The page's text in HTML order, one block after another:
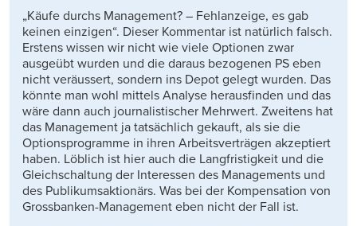
„Käufe durchs Management? – Fehlanzeige, es gab
keinen einzigen“. Dieser Kommentar ist natürlich falsch.
Erstens wissen wir nicht wie viele Optionen zwar
ausgeübt wurden und die daraus bezogenen PS eben
nicht veräussert, sondern ins Depot gelegt wurden. Das
könnte man wohl mittels Analyse herausfinden und das
wäre dann auch journalistischer Mehrwert. Zweitens hat
das Management ja tatsächlich gekauft, als sie die
Optionsprogramme in ihren Arbeitsverträgen akzeptiert
haben. Löblich ist hier auch die Langfristigkeit und die
Gleichschaltung der Interessen des Managements und
des Publikumsaktionärs. Was bei der Kompensation von
Grossbanken-Management eben nicht der Fall ist.